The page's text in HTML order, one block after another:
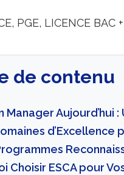
, PGE, LICENCE BAC
de contenu
Manager
Choisir ESCA pour